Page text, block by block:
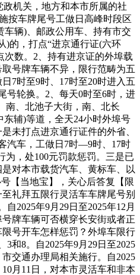
政机关，地方和本市所属的社
按车牌尾号工做日高峰时段区
辆)、邮政公用车、持有市交
)的，打点“进京通行证(六环
次数。2、持有进京证的外埠载
号牌车辆不异，限行范畴为五
7时至9时、17时至20时进入五
号轮换。2、每天0时至6时，进
南、北池子大街，南、北长
辅)等道，全天24小时外埠号
未打点进京通行证件的外省、
汽车，工做日7时—9时、17时
为，处100元罚款惩罚。三是已
对本市载货汽车、黄标车、以
【当地宝】，关心后答复【限
礼拜五限行灵活车车牌尾号别
2025年9月29日至2025年12月
牌车辆可否横穿长安街或者正
号开车怎样惩罚？外埠车限行
和8。自2025年9月29日至2025
交通办理局相关施行。自2025
月11日，对本市灵活车和非本